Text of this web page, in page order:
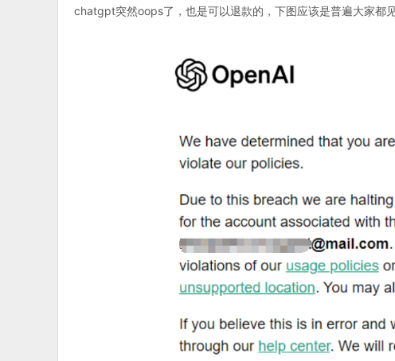
chatgpt突然oops了，也是可以退款的，下图应该是普遍大家都